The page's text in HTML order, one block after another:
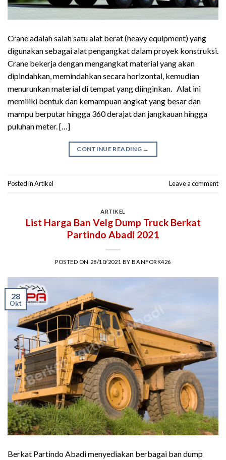
Crane adalah salah satu alat berat (heavy equipment) yang
digunakan sebagai alat pengangkat dalam proyek konstruksi.
Crane bekerja dengan mengangkat material yang akan
dipindahkan, memindahkan secara horizontal, kemudian
menurunkan material di tempat yang diinginkan. Alat ini
memiliki bentuk dan kemampuan angkat yang besar dan
mampu berputar hingga 360 derajat dan jangkauan hingga
puluhan meter. […]
CONTINUE READING →
Posted inArtikel Leave a comment
ARTIKEL
List Harga Ban Velg Dump Truck Berkat
Partindo Abadi 2021
POSTED ON 28/10/2021 BYBANFORK426
28
Okt
Berkat Partindo Abadi menyediakan berbagai ban dump